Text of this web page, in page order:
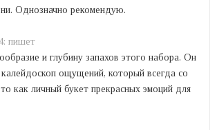
Однозначно рекомендую.
пишет
и глубину запахов этого набора. Он
ощущений, который всегда со
как личный букет прекрасных эмоций для